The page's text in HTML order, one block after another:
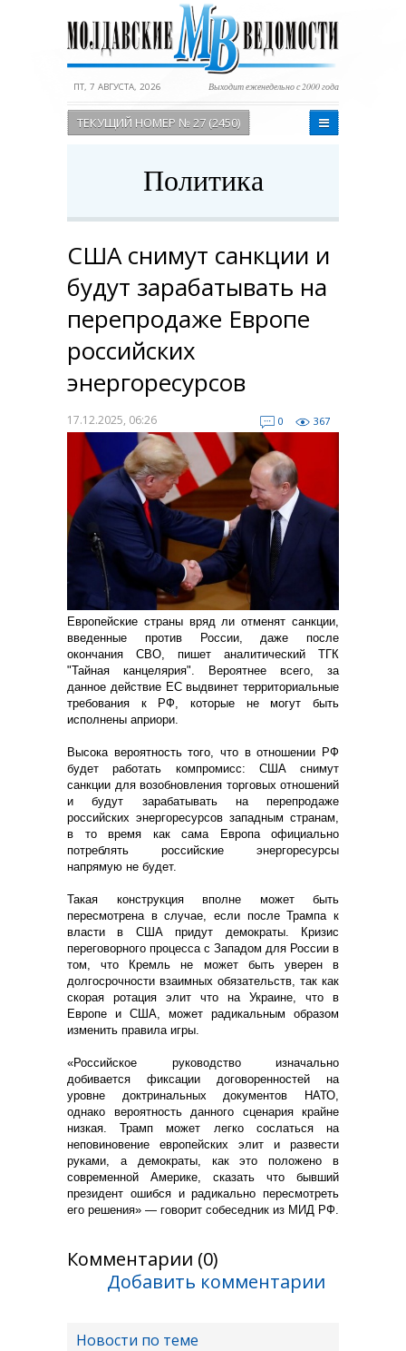
ПТ, 7 АВГУСТА, 2026 Выходит еженедельно с 2000 года
ТЕКУЩИЙ НОМЕР № 27 (2450)
Политика
США снимут санкции и
будут зарабатывать на
перепродаже Европе
российских
энергоресурсов
17.12.2025, 06:26 0 367
Европейские страны вряд ли отменят санкции,
введенные против России, даже после
окончания СВО, пишет аналитический ТГК
"Тайная канцелярия". Вероятнее всего, за
данное действие ЕС выдвинет территориальные
требования к РФ, которые не могут быть
исполнены априори.
Высока вероятность того, что в отношении РФ
будет работать компромисс: США снимут
санкции для возобновления торговых отношений
и будут зарабатывать на перепродаже
российских энергоресурсов западным странам,
в то время как сама Европа официально
потреблять российские энергоресурсы
напрямую не будет.
Такая конструкция вполне может быть
пересмотрена в случае, если после Трампа к
власти в США придут демократы. Кризис
переговорного процесса с Западом для России в
том, что Кремль не может быть уверен в
долгосрочности взаимных обязательств, так как
скорая ротация элит что на Украине, что в
Европе и США, может радикальным образом
изменить правила игры.
«Российское руководство изначально
добивается фиксации договоренностей на
уровне доктринальных документов НАТО,
однако вероятность данного сценария крайне
низкая. Трамп может легко сослаться на
неповиновение европейских элит и развести
руками, а демократы, как это положено в
современной Америке, сказать что бывший
президент ошибся и радикально пересмотреть
его решения» — говорит собеседник из МИД РФ.
Комментарии (0)
Добавить комментарии
Новости по теме